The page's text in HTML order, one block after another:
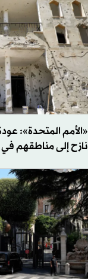
نازح إلى مناطقهم في